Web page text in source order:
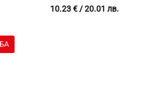
Оценено с
10.23€/ 20.01 лв.